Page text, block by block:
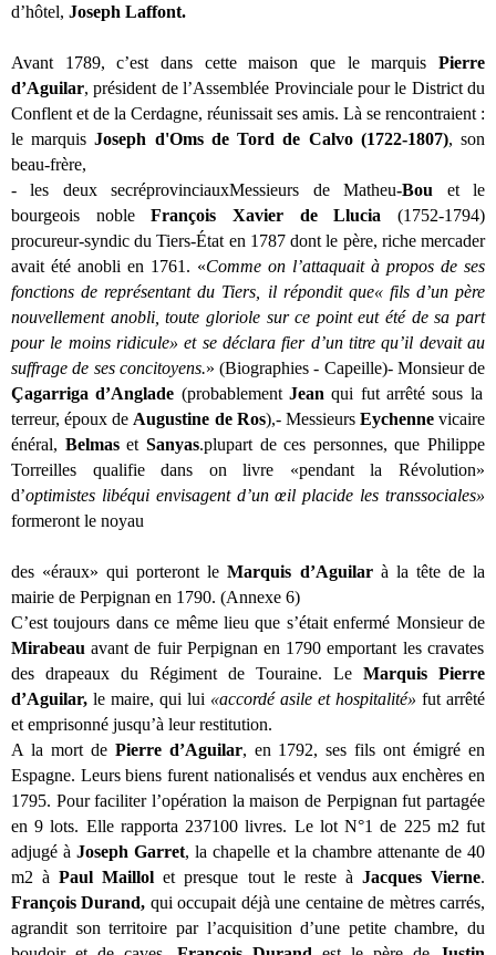
d’hôtel, Joseph Laffont.
Avant 1789, c’est dans cette maison que le marquis Pierre
d’Aguilar, président de l’Assemblée Provinciale pour le District du
Conflent et de la Cerdagne, réunissait ses amis. Là se rencontraient :
le marquisJoseph d'Oms de Tord de Calvo (1722-1807), son
beau-frère,
- les deux secréprovinciauxMessieurs de Matheu-Bou et le
bourgeois nobleFrançois Xavier de Llucia(1752-1794)
procureur-syndic du Tiers-État en 1787 dont le père, riche mercader
avait été anobli en 1761. «Comme on l’attaquait à propos de ses
fonctions de représentant du Tiers, il répondit que« fils d’un père
nouvellement anobli, toute gloriole sur ce point eut été de sa part
pour le moins ridicule» et se déclara fier d’un titre qu’il devait au
suffrage de ses concitoyens.» (Biographies - Capeille)- Monsieur de
Çagarriga d’Anglade (probablementJeanqui fut arrêté sous la
terreur, époux de Augustine de Ros),- Messieurs Eychenne vicaire
énéral, Belmaset Sanyas.plupart de ces personnes, que Philippe
Torreilles qualifie dans on livre «pendant la Révolution»
d’optimistes libéqui envisagent d’un œil placide les transsociales»
formeront le noyau
des «éraux» qui porteront leMarquis d’Aguilarà la tête de la
mairie de Perpignan en 1790. (Annexe 6)
C’est toujours dans ce même lieu que s’était enfermé Monsieur de
Mirabeau avant de fuir Perpignan en 1790 emportant les cravates
des drapeaux du Régiment de Touraine. Le Marquis Pierre
d’Aguilar, le maire, qui lui «accordé asile et hospitalité» fut arrêté
et emprisonné jusqu’à leur restitution.
A la mort de Pierre d’Aguilar, en 1792, ses fils ont émigré en
Espagne. Leurs biens furent nationalisés et vendus aux enchères en
1795. Pour faciliter l’opération la maison de Perpignan fut partagée
en 9 lots. Elle rapporta 237100 livres. Le lot N°1 de 225 m2 fut
adjugé àJoseph Garret, la chapelle et la chambre attenante de 40
m2 àPaul Maillol et presque tout le reste à Jacques Vierne.
François Durand, qui occupait déjà une centaine de mètres carrés,
agrandit son territoire par l’acquisition d’une petite chambre, du